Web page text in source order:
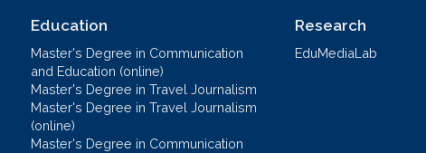
Education
Master's Degree in Communication
and Education (online)
Master's Degree in Travel Journalism
Master's Degree in Travel Journalism
(online)
Master's Degree in Communication
Research
EduMediaLab